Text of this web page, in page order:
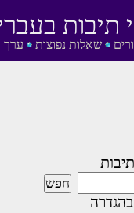
שאלות נפוצות ערך
תיבות